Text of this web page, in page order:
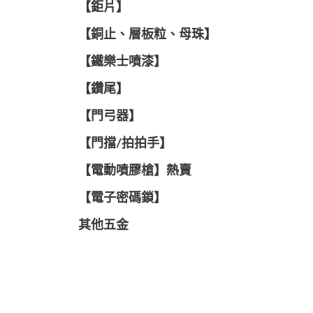
【鉅片】
【銅止、層板粒、母珠】
【鐵樂士噴漆】
【鑽尾】
【門弓器】
【門擋/拍拍手】
【電動噴膠槍】熱賣
【電子密碼鎖】
其他五金